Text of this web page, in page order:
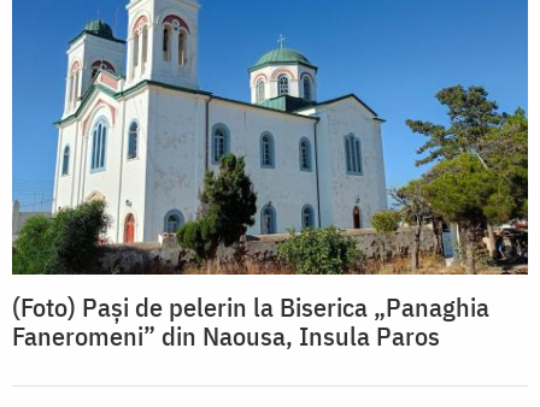
(Foto) Pași de pelerin la Biserica „Panaghia
Faneromeni” din Naousa, Insula Paros